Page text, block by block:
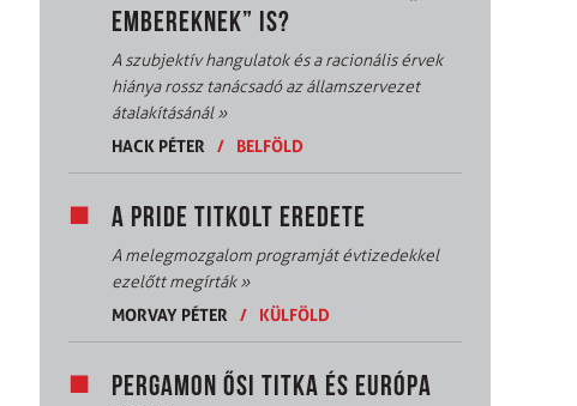
EMBEREKNEK” IS?
A szubjektív hangulatok és a racionális érvek
hiánya rossz tanácsadó az államszervezet
átalakításánál»
HACK PÉTER
/ BELFÖLD
A PRIDE TITKOLT EREDETE
A melegmozgalom programját évtizedekkel
ezelőtt megírták»
MORVAY PÉTER
/ KÜLFÖLD
PERGAMON ŐSI TITKA ÉS EURÓPA